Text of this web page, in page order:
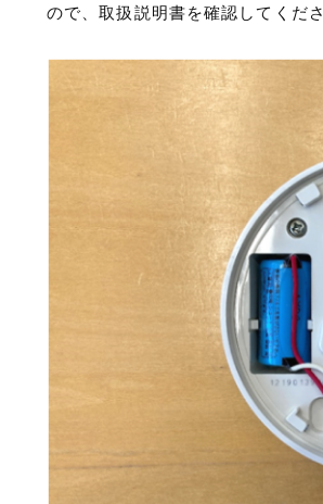
ので、取扱説明書を確認してくださ